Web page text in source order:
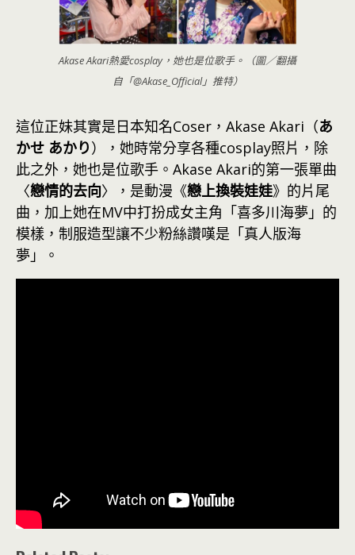
Akase Akari熱愛cosplay，她也是位歌手。（圖／翻攝
自「@Akase_Official」推特）
這位正妹其實是日本知名Coser，Akase Akari（あ
かせ あかり），她時常分享各種cosplay照片，除
此之外，她也是位歌手。Akase Akari的第一張單曲
〈戀情的去向〉，是動漫《戀上換裝娃娃》的片尾
曲，加上她在MV中打扮成女主角「喜多川海夢」的
模樣，制服造型讓不少粉絲讚嘆是「真人版海
夢」。